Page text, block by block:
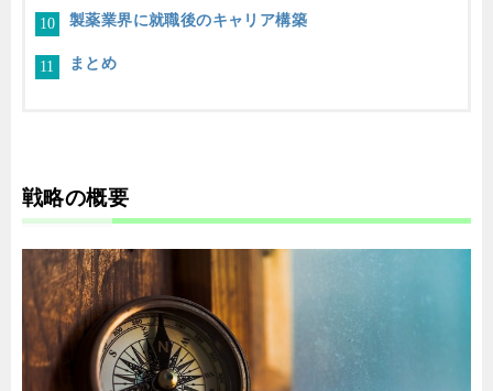
製薬業界に就職後のキャリア構築
まとめ
戦略の概要